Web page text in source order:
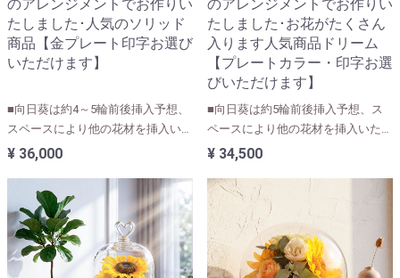
のアレンジメントでお作りい
たしました･人気のソリッド
商品【金プレート印字お選び
いただけます】
■向日葵は約4～5輪前後挿入予想、
スペースにより他の花材を挿入いた
します(お花の大きさで前後いたし
¥ 36,000
のアレンジメントでお作りい
たしました･お花がたくさん
入ります人気商品ドリーム
【プレートカラー・印字お選
びいただけます】
■向日葵は約5輪前後挿入予想、ス
ペースにより他の花材を挿入いたし
ます(お花の大きさで前後いたしま
¥ 34,500